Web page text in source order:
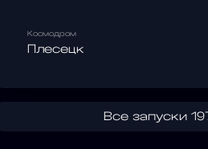
Космодром
Плесецк
Все запуски